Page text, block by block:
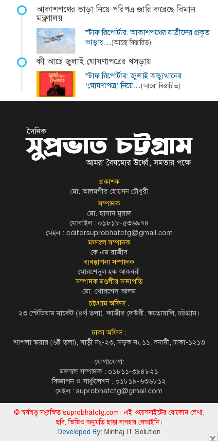
আকাশপথের ভাড়া নিয়ে পরিপত্র জারি করেছে বিমান
মন্ত্রণালয়
স্টাফ রিপোর্টার: আকাশপথের যাত্রীদের প্রকৃত
ভাড়ায়…(আরো বিস্তারিত)
কী আছে জুলাই ঘোষণাপত্রের খসড়ায়
স্টাফ রিপোর্টার: জুলাই অভ্যুত্থানের
‘ঘোষণাপত্র’ নিয়ে…(আরো বিস্তারিত)
প্রকাশক
মো: আলমগীর হোসেন চৌধুরী
সম্পাদক
মো: হাসান মুরাদ
মোবাইল : ০১৮১৮-৫৩৬৯৭৪
মেইল : editorsuprobhatctg@gmail.com
মফস্বল সম্পাদক
কে এম রাজীব
ব্যবস্থাপনা সম্পাদক
মোরশেদুল হক আকবরী
সম্পাদক মণ্ডলীর সভাপতি
মো: খোরশেদ আলম
চট্টগ্রাম অফিস :
২৩ স্টেডিয়াম মার্কেট (৪র্থ তলা), কাজীর দেউরী, কতোয়ালি, চট্টগ্রাম।
ঢাকা অফিস :
শাপলা স্কয়ার (৬ষ্ট তলা), বাড়ী নং-২৩, সড়ক নং ১১, বনানী, ঢাকা-১২১৩
যোগাযোগ:
মফস্বল সম্পাদক : ০১৮১১-৩৯৪৮২১
বিজ্ঞাপন ও সার্কুলেশন : ০১৮১৯-৬৩৬৮১২
মেইল : suprobhatctg@gmail.com
© স্বর্বস্বত্ব সংরক্ষিত suprobhatctg.com। এই ওয়েবসাইটের যোকোন লেখা,
ছবি, ভিডিও অনুমতি ছাড়া ব্যবহার বেআইনি।
Developed By: Minhaj IT Solution